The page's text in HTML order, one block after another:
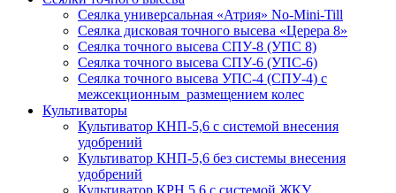
Сеялка универсальная «Атрия» No-Mini-Till
Сеялка дисковая точного высева «Церера 8»
Сеялка точного высева СПУ-8 (УПС 8)
Сеялка точного высева СПУ-6 (УПС-6)
Сеялка точного высева УПС-4 (СПУ-4) с
межсекционным размещением колес
Культиваторы
Культиватор КНП-5,6 с системой внесения
удобрений
Культиватор КНП-5,6 без системы внесения
удобрений
Культиватор КРН 5.6 с системой ЖКУ